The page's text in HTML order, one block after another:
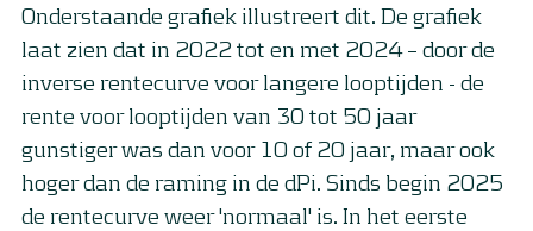
Onderstaande grafiek illustreert dit. De grafiek
laat zien dat in 2022 tot en met 2024 – door de
inverse rentecurve voor langere looptijden - de
rente voor looptijden van 30 tot 50 jaar
gunstiger was dan voor 10 of 20 jaar, maar ook
hoger dan de raming in de dPi. Sinds begin 2025
de rentecurve weer 'normaal' is. In het eerste